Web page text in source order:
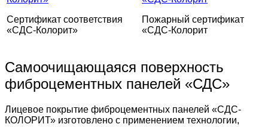
Сертификат соответствия
«СДС-Колорит»
Пожарный сертификат
«СДС-Колорит
Самоочищающаяся поверхность
фиброцементных панелей «СДС»
Лицевое покрытие фиброцементных панелей «СДС-
КОЛОРИТ» изготовлено с применением технологии,